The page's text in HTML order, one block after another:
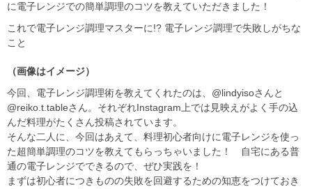
に電子レンジでの簡単調理のコツを教えていただきました！
これで電子レンジ調理マスターに!? 電子レンジ調理で失敗しがちな
こと
（画像はイメージ）
今回、電子レンジ調理術を教えてくれたのは、@lindyisoさんと
@reiko.t.tableさん。それぞれInstagram上では見映えがよく手の込
んだ料理がたくさん投稿されています。
そんな二人に、今回はあえて、料理初心者向けに電子レンジを使っ
た超簡単調理のコツを教えてもらっちゃいました！ 自宅にある普
通の電子レンジでできるので、ぜひ実践を！
まずは初心者につきものの失敗を回避するための知恵をつけておき